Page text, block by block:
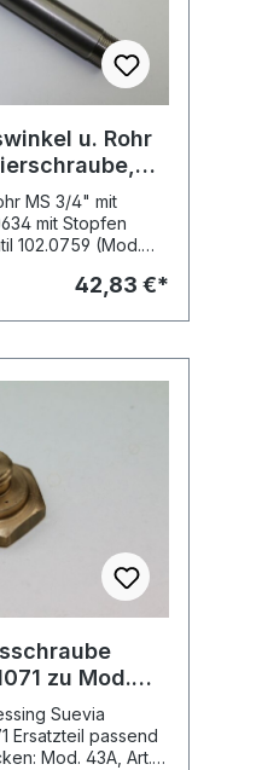
u. Rohr
46-MS 3/4
MS 3/4" mit
mit Stopfen
102.0759 (Mod.
42,83 €*
zu Mod.
Suevia
Ersatzteil passend
Mod. 43A, Art.-